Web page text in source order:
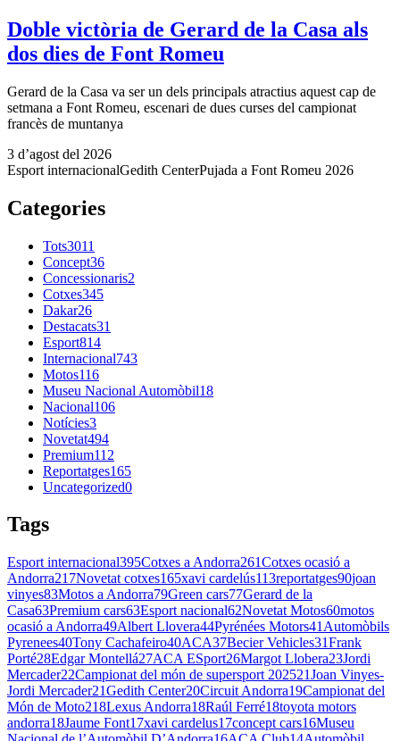
Doble victòria de Gerard de la Casa als
dos dies de Font Romeu
Gerard de la Casa va ser un dels principals atractius aquest cap de
setmana a Font Romeu, escenari de dues curses del campionat
francès de muntanya
3 d’agost del 2026
Esport internacionalGedith CenterPujada a Font Romeu 2026
Categories
Tots3011
Concept36
Concessionaris2
Cotxes345
Dakar26
Destacats31
Esport814
Internacional743
Motos116
Museu Nacional Automòbil18
Nacional106
Notícies3
Novetat494
Premium112
Reportatges165
Uncategorized0
Tags
Esport internacional395Cotxes a Andorra261Cotxes ocasió a
Andorra217Novetat cotxes165xavi cardelús113reportatges90joan
vinyes83Motos a Andorra79Green cars77Gerard de la
Casa63Premium cars63Esport nacional62Novetat Motos60motos
ocasió a Andorra49Albert Llovera44Pyrénées Motors41 Automòbils
Pyrenees40Tony Cachafeiro40ACA37Becier Vehicles31Frank
Porté28Edgar Montellá27ACA ESport26Margot Llobera23Jordi
Mercader22Campionat del món de supersport 202521Joan Vinyes-
Jordi Mercader21Gedith Center20Circuit Andorra19Campionat del
Món de Moto218Lexus Andorra18Raúl Ferré18toyota motors
andorra18Jaume Font17xavi cardelus17concept cars16Museu